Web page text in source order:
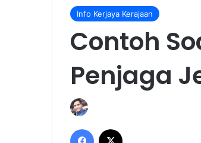
Info Kerjaya Kerajaan
Contoh
Penjaga
Facebook